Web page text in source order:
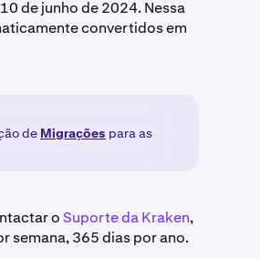
de junho de 2024. Nessa
convertidos em
de Migrações para as
o Suporte da Kraken,
semana, 365 dias por ano.